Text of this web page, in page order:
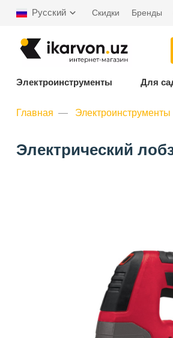
Русский Скидки Бренды
Электроинструменты Для
Главная Электроинструменты
Электрический